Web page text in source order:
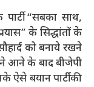
“सबका साथ,
के सिद्धांतों के
को बनाये रखने
आने के बाद बीजेपी
ऐसे बयान पार्टी की